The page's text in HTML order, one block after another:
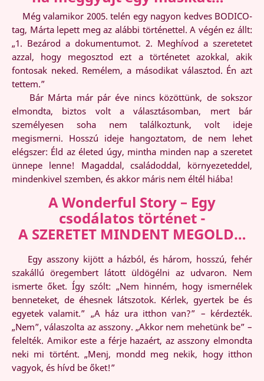
Még valamikor 2005. telén egy nagyon kedves BODICO-
tag, Márta lepett meg az alábbi történettel. A végén ez állt:
„1. Bezárod a dokumentumot. 2. Meghívod a szeretetet
azzal, hogy megosztod ezt a történetet azokkal, akik
fontosak neked. Remélem, a másodikat választod. Én azt
tettem.”
Bár Márta már pár éve nincs közöttünk, de sokszor
elmondta, biztos volt a választásomban, mert bár
személyesen soha nem találkoztunk, volt ideje
megismerni. Hosszú ideje hangoztatom, de nem lehet
elégszer: Éld az életed úgy, mintha minden nap a szeretet
ünnepe lenne! Magaddal, családoddal, környezeteddel,
mindenkivel szemben, és akkor máris nem éltél hiába!
A Wonderful Story – Egy
csodálatos történet -
A SZERETET MINDENT MEGOLD…
Egy asszony kijött a házból, és három, hosszú, fehér
szakállú öregembert látott üldögélni az udvaron. Nem
ismerte őket. Így szólt: „Nem hinném, hogy ismernélek
benneteket, de éhesnek látszotok. Kérlek, gyertek be és
egyetek valamit.” „A ház ura itthon van?” – kérdezték.
„Nem”, válaszolta az asszony. „Akkor nem mehetünk be” –
felelték. Amikor este a férje hazaért, az asszony elmondta
neki mi történt. „Menj, mondd meg nekik, hogy itthon
vagyok, és hívd be őket!”